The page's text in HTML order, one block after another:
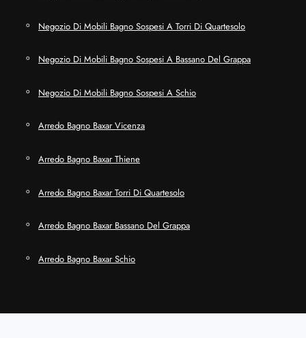
Negozio Di Mobili Bagno Sospesi A Torri Di Quartesolo
Negozio Di Mobili Bagno Sospesi A Bassano Del Grappa
Negozio Di Mobili Bagno Sospesi A Schio
Arredo Bagno Baxar Vicenza
Arredo Bagno Baxar Thiene
Arredo Bagno Baxar Torri Di Quartesolo
Arredo Bagno Baxar Bassano Del Grappa
Arredo Bagno Baxar Schio